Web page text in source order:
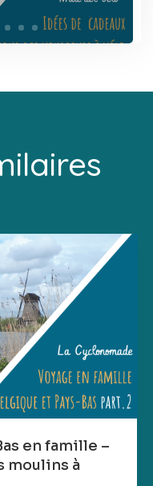
en famille –
moulins à